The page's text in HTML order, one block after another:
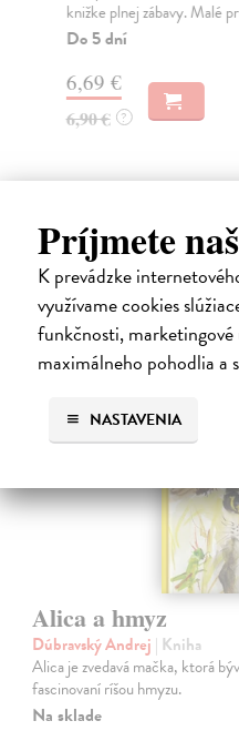
Príjmete
K prevádzke
využívame cookies
funkčnosti, marketingové
maximálneho pohodlia a
NASTAVENIA
knižke plnej zábavy. Malé
Do 5 dní
6,69 €
6,90 € ?
Ďalšie z
od 4
Alica a hmyz
Dúbravský Andrej | Kniha
Alica je zvedavá mačka, ktorá
fascinovaní ríšou hmyzu.
Na sklade